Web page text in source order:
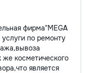
фирма"MEGA
услуги по ремонту
же косметического
является